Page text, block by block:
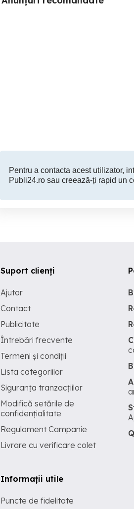
Pentru a contacta acest utilizator,
Publi24.ro sau creează-ți rapid un
Suport clienți
Ajutor
Contact
Publicitate
Întrebări frecvente
Termeni și condiții
Lista categoriilor
Siguranța tranzacțiilor
Modifică setările de
confidențialitate
Regulament Campanie
Livrare cu verificare colet
Informații utile
Puncte de fidelitate